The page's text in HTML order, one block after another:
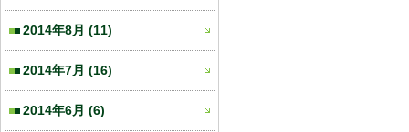
2014年8月 (11)
2014年7月 (16)
2014年6月 (6)